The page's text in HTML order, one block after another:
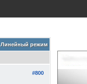
Линейный режим
#800